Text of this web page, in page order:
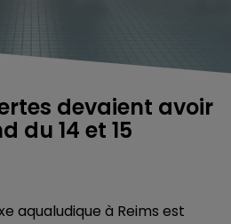
devaient avoir
du 14 et 15
aqualudique à Reims est